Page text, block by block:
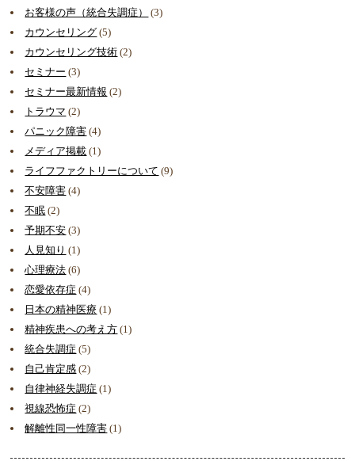
お客様の声（統合失調症）
(3)
カウンセリング (5)
カウンセリング技術 (2)
セミナー (3)
セミナー最新情報 (2)
トラウマ (2)
パニック障害 (4)
メディア掲載 (1)
ライフファクトリーについて (9)
不安障害 (4)
不眠 (2)
予期不安 (3)
人見知り (1)
心理療法 (6)
恋愛依存症 (4)
日本の精神医療 (1)
精神疾患への考え方 (1)
統合失調症 (5)
自己肯定感 (2)
自律神経失調症 (1)
視線恐怖症 (2)
解離性同一性障害 (1)